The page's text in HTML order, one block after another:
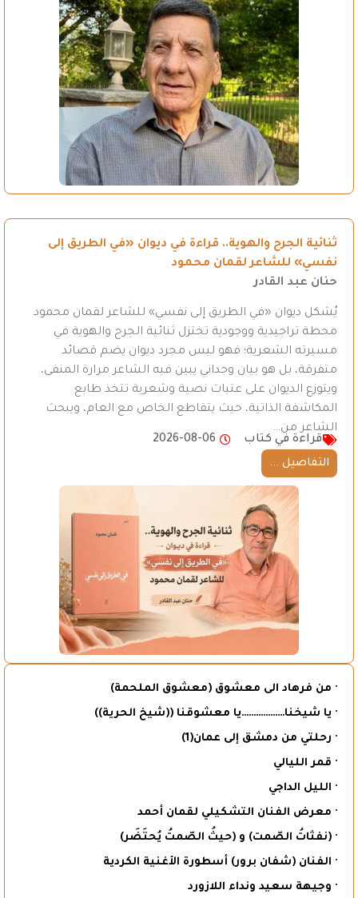
ثنائية الجرح والهوية.. قراءة في ديوان «في الطريق إلى
نفسي» للشاعر لقمان محمود
حنان عبد القادر
يُشكل ديوان «في الطريق إلى نفسي» للشاعر لقمان محمود
محطة تراجيدية ووجودية تختزل ثنائية الجرح والهوية في
مسيرته الشعرية؛ فهو ليس مجرد ديوان يضم قصائد
متفرقة، بل هو بيان وجداني يبين فيه الشاعر مرارة المنفى،
ويتوزع الديوان على عتبات نصية وشعرية تتخذ طابع
المكاشفة الذاتية، حيث يتقاطع الخاص مع العام، ويبحث
الشاعر من…
قراءة في كتاب
2026-08-06
التفاصيل ...
· من فرهاد الى معشوق (معشوق الملحمة)
· يا شيخنا………………يا معشوقنا ((شيخ الحرية))
· رحلتي من دمشق إلى عمان(1)
· قمر الليالي
· الليل الداجي
· معرض الفنان التشكيلي لقمان أحمد
· (نفثاتُ الصّمت) و (حيثُ الصّمتُ يُحتَضَر)
· الفنان (شفان برور) أسطورة الأغنية الكردية
· وجيهة سعيد ونداء اللازورد